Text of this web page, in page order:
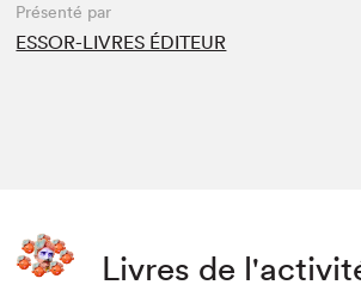
Présenté par
ESSOR-LIVRES ÉDITEUR
Livres de